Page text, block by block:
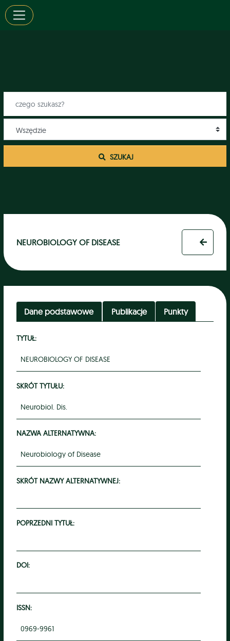
SZUKAJ
NEUROBIOLOGY OF DISEASE
Dane podstawowe Publikacje Punkty
TYTUŁ:
NEUROBIOLOGY OF DISEASE
SKRÓT TYTUŁU:
Neurobiol. Dis.
NAZWA ALTERNATYWNA:
Neurobiology of Disease
SKRÓT NAZWY ALTERNATYWNEJ:
POPRZEDNI TYTUŁ:
DOI:
ISSN:
0969-9961